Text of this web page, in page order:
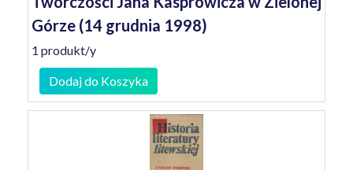
Górze (14 grudnia 1998)
1 produkt/y
Dodaj do Koszyka